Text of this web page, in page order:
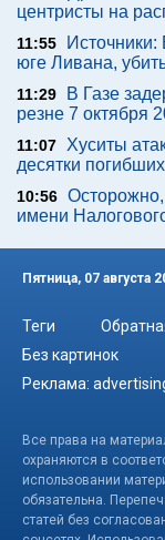
центристы на
11:55
юге Ливана,
11:29
В Газе
резне 7 октября
11:07 Хуситы
десятки погибших
10:56
имени
Пятница, 07 августа
Теги
Без картинок
Реклама:
Все права на
охраняются в
использовании
обязательна.
статей без